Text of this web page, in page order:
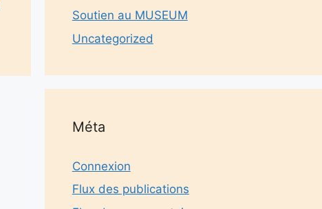
Soutien au MUSEUM
Uncategorized
Méta
Connexion
Flux des publications